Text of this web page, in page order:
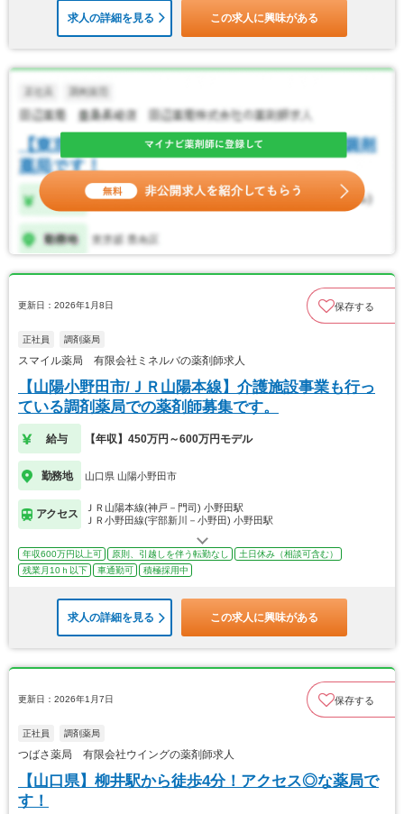
求人の詳細を見る この求人に興味がある
更新日：2026年1月8日 保存する
正社員 調剤薬局
スマイル薬局 有限会社ミネルバの薬剤師求人
【山陽小野田市/ＪＲ山陽本線】介護施設事業も行っ
ている調剤薬局での薬剤師募集です。
給与 【年収】450万円～600万円モデル
勤務地 山口県 山陽小野田市
アクセス
ＪＲ山陽本線(神戸－門司) 小野田駅
ＪＲ小野田線(宇部新川－小野田) 小野田駅
年収600万円以上可 原則、引越しを伴う転勤なし
土日休み（相談可含む）
残業月10ｈ以下
車通勤可 積極採用中
求人の詳細を見る この求人に興味がある
更新日：2026年1月7日 保存する
正社員 調剤薬局
つばさ薬局 有限会社ウイングの薬剤師求人
【山口県】柳井駅から徒歩4分！アクセス◎な薬局で
す！